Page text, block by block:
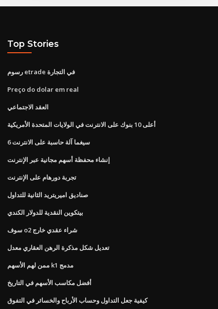
Top Stories
رسوم etrade في التجارة
Preço do dolar em real
العقد الاجتماعي
أعلى 10 بنوك على الانترنت في الولايات المتحدة الأمريكية
6 سيغما آلة حاسبة على الانترنت
إنشاء محفظة أسهم مجانية عبر الإنترنت
تجربة دورهام على الإنترنت
صناديق اميريتريد الثانية للتداول
بيتكوين النقدية للدولار الكندي
سوف o2 شراء عقدي خارج
تعديل شكل مذكرة الرهن العقاري معدل
ممن لهم الأسهم k1 مدمج
أفضل مكاسب الأسهم في التاريخ
كيفية جعل التداول وحساب الأرباح والخسائر في التفوق